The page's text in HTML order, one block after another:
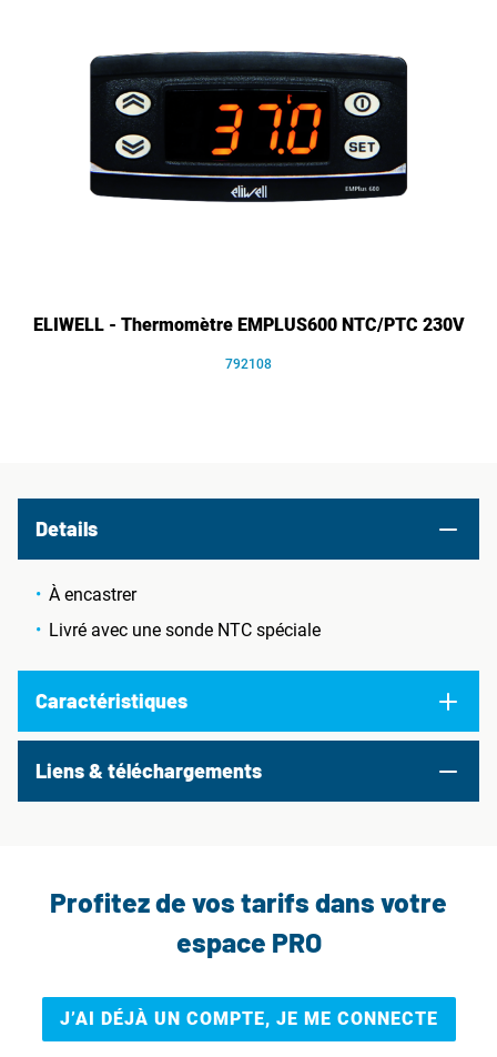
ELIWELL - Thermomètre EMPLUS600 NTC/PTC 230V
792108
Details
À encastrer
Livré avec une sonde NTC spéciale
Caractéristiques
Liens & téléchargements
Profitez de vos tarifs dans votre
espace PRO
J’AI DÉJÀ UN COMPTE, JE ME CONNECTE